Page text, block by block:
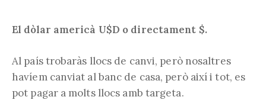
El dòlar americà U$D o directament $.
Al país trobaràs llocs de canvi, però nosaltres
havíem canviat al banc de casa, però així i tot, es
pot pagar a molts llocs amb targeta.